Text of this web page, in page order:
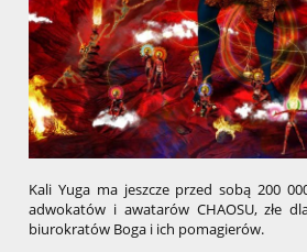
Kali Yuga ma jeszcze przed sobą 200
adwokatów i awatarów CHAOSU, złe
biurokratów Boga i ich pomagierów.